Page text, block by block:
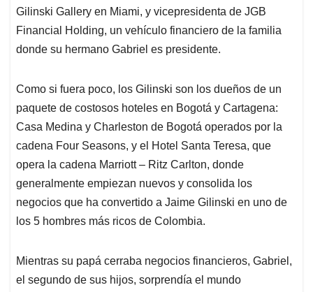
Gilinski Gallery en Miami, y vicepresidenta de JGB
Financial Holding, un vehículo financiero de la familia
donde su hermano Gabriel es presidente.
Como si fuera poco, los Gilinski son los dueños de un
paquete de costosos hoteles en Bogotá y Cartagena:
Casa Medina y Charleston de Bogotá operados por la
cadena Four Seasons, y el Hotel Santa Teresa, que
opera la cadena Marriott – Ritz Carlton, donde
generalmente empiezan nuevos y consolida los
negocios que ha convertido a Jaime Gilinski en uno de
los 5 hombres más ricos de Colombia.
Mientras su papá cerraba negocios financieros, Gabriel,
el segundo de sus hijos, sorprendía el mundo